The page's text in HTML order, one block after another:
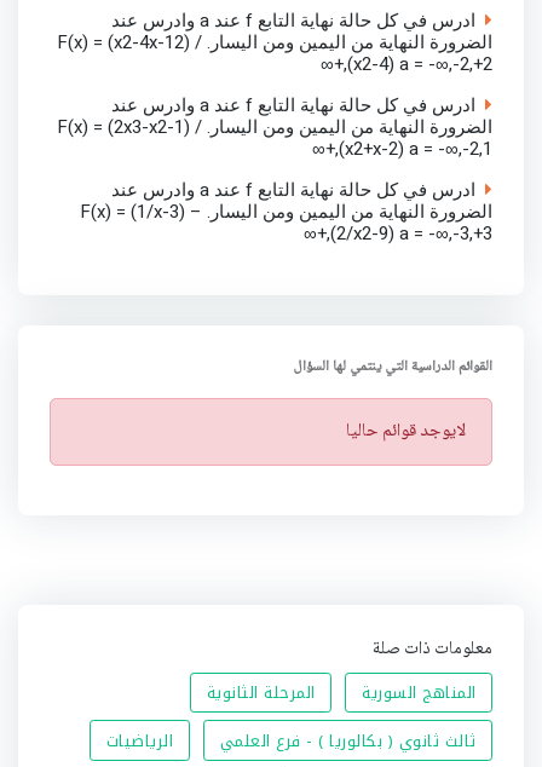
ادرس في كل حالة نهاية التابع f عند a وادرس عند
الضرورة النهاية من اليمين ومن اليسار. F(x) = (x2-4x-12) /
(x2-4) a = -∞,-2,+2,+∞
ادرس في كل حالة نهاية التابع f عند a وادرس عند
الضرورة النهاية من اليمين ومن اليسار. F(x) = (2x3-x2-1) /
(x2+x-2) a = -∞,-2,1,+∞
ادرس في كل حالة نهاية التابع f عند a وادرس عند
الضرورة النهاية من اليمين ومن اليسار. F(x) = (1/x-3) –
(2/x2-9) a = -∞,-3,+3,+∞
القوائم الدراسية التي ينتمي لها السؤال
ت
ن
لايوجد قوائم حاليا
معلومات ذات صلة
المناهج السورية
المرحلة الثانوية
ثالث ثانوي ( بكالوريا ) - فرع العلمي
الرياضيات